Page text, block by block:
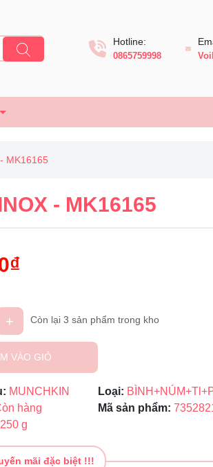
Hotline:
0865759998
MK16165
- MK16165
+ Còn lại 3 sản phẩm trong kho
VÀO GIỎ
MUNCHKIN Loại:
hàng Mã sản phẩm:
250 g
mãi đặc biệt !!!
Ngày hết hạn:
Điều kiện: